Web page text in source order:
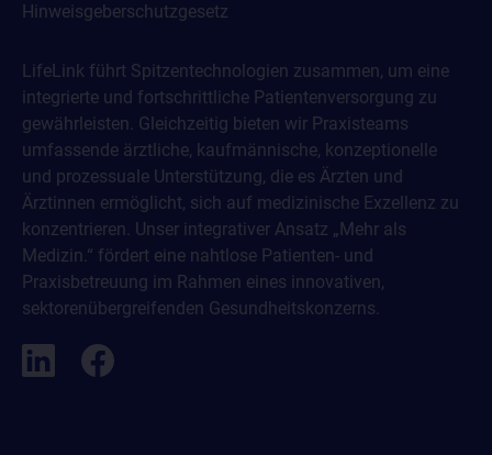
Hinweisgeberschutzgesetz
LifeLink führt Spitzentechnologien zusammen, um eine
integrierte und fortschrittliche Patientenversorgung zu
gewährleisten. Gleichzeitig bieten wir Praxisteams
umfassende ärztliche, kaufmännische, konzeptionelle
und prozessuale Unterstützung, die es Ärzten und
Ärztinnen ermöglicht, sich auf medizinische Exzellenz zu
konzentrieren. Unser integrativer Ansatz „Mehr als
Medizin.“ fördert eine nahtlose Patienten- und
Praxisbetreuung im Rahmen eines innovativen,
sektorenübergreifenden Gesundheitskonzerns.